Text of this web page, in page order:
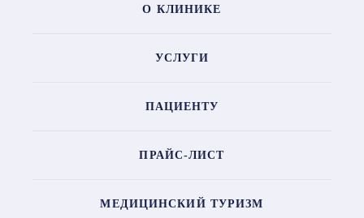
О КЛИНИКЕ
УСЛУГИ
ПАЦИЕНТУ
ПРАЙС-ЛИСТ
МЕДИЦИНСКИЙ ТУРИЗМ